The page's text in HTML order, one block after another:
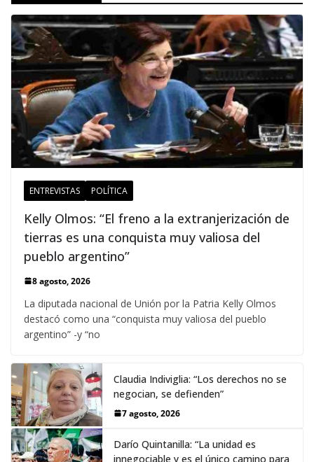
ENTREVISTAS POLÍTICA
Kelly Olmos: “El freno a la extranjerización de
tierras es una conquista muy valiosa del
pueblo argentino”
8 agosto, 2026
La diputada nacional de Unión por la Patria Kelly Olmos
destacó como una “conquista muy valiosa del pueblo
argentino” -y “no
Claudia Indiviglia: “Los derechos no se
negocian, se defienden”
7 agosto, 2026
Darío Quintanilla: “La unidad es
innegociable y es el único camino para